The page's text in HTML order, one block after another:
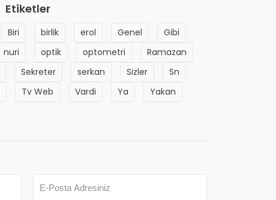
Etiketler
Biri birlik erol Genel
Gibi
nuri optik optometri
Ramazan
Sekreter serkan Sizler
Sn
Tv Web Vardi Ya Yakan